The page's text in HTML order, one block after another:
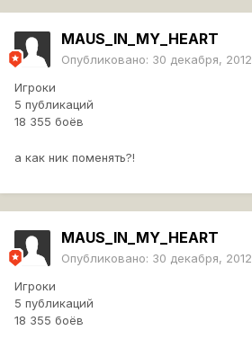
MAUS_IN_MY_HEART
Опубликовано: 30 декабря, 2012
Игроки
5 публикаций
18 355 боёв
а как ник поменять?!
MAUS_IN_MY_HEART
Опубликовано: 30 декабря, 2012
Игроки
5 публикаций
18 355 боёв